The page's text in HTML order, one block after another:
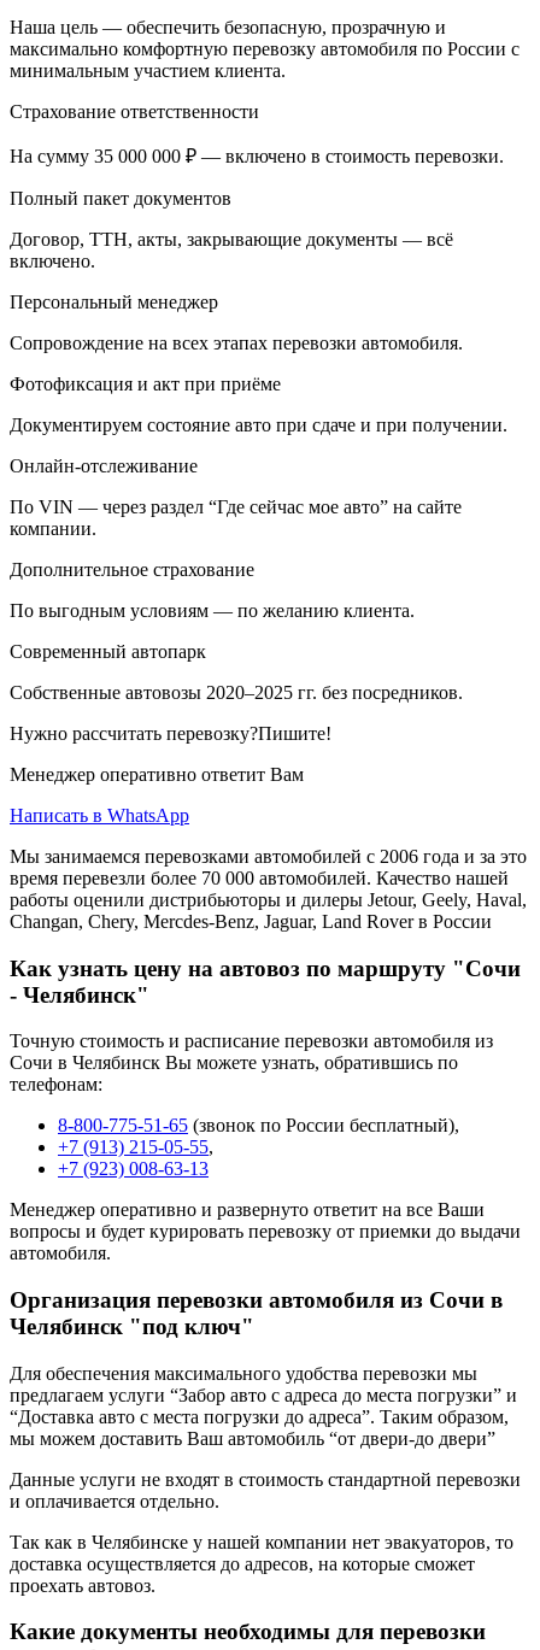
Наша цель — обеспечить безопасную, прозрачную и
максимально комфортную перевозку автомобиля по России с
минимальным участием клиента.
Страхование ответственности
На сумму 35 000 000 ₽ — включено в стоимость перевозки.
Полный пакет документов
Договор, ТТН, акты, закрывающие документы — всё
включено.
Персональный менеджер
Сопровождение на всех этапах перевозки автомобиля.
Фотофиксация и акт при приёме
Документируем состояние авто при сдаче и при получении.
Онлайн-отслеживание
По VIN — через раздел “Где сейчас мое авто” на сайте
компании.
Дополнительное страхование
По выгодным условиям — по желанию клиента.
Современный автопарк
Собственные автовозы 2020–2025 гг. без посредников.
Нужно рассчитать перевозку?Пишите!
Менеджер оперативно ответит Вам
Написать в WhatsApp
Мы занимаемся перевозками автомобилей с 2006 года и за это
время перевезли более 70 000 автомобилей. Качество нашей
работы оценили дистрибьюторы и дилеры Jetour, Geely, Haval,
Changan, Chery, Mercdes-Benz, Jaguar, Land Rover в России
Как узнать цену на автовоз по маршруту "Сочи
- Челябинск"
Точную стоимость и расписание перевозки автомобиля из
Сочи в Челябинск Вы можете узнать, обратившись по
телефонам:
8-800-775-51-65 (звонок по России бесплатный),
+7 (913) 215-05-55,
+7 (923) 008-63-13
Менеджер оперативно и развернуто ответит на все Ваши
вопросы и будет курировать перевозку от приемки до выдачи
автомобиля.
Организация перевозки автомобиля из Сочи в
Челябинск "под ключ"
Для обеспечения максимального удобства перевозки мы
предлагаем услуги “Забор авто с адреса до места погрузки” и
“Доставка авто с места погрузки до адреса”. Таким образом,
мы можем доставить Ваш автомобиль “от двери-до двери”
Данные услуги не входят в стоимость стандартной перевозки
и оплачивается отдельно.
Так как в Челябинске у нашей компании нет эвакуаторов, то
доставка осуществляется до адресов, на которые сможет
проехать автовоз.
Какие документы необходимы для перевозки